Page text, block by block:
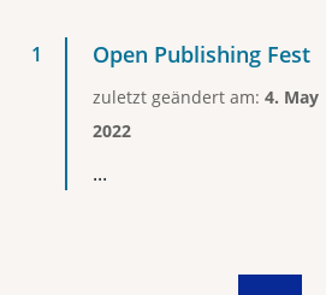
Open Publishing Fest
zuletzt geändert am: 4. May
2022
...